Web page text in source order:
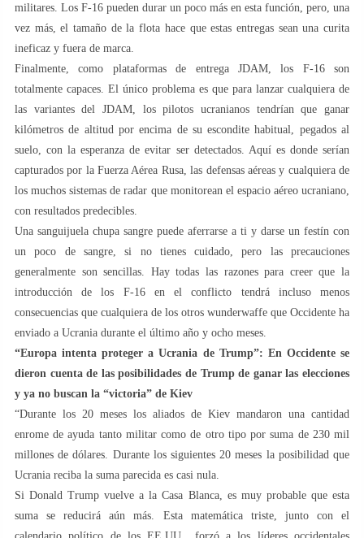
militares. Los F-16 pueden durar un poco más en esta función, pero, una
vez más, el tamaño de la flota hace que estas entregas sean una curita
ineficaz y fuera de marca.
Finalmente, como plataformas de entrega JDAM, los F-16 son
totalmente capaces. El único problema es que para lanzar cualquiera de
las variantes del JDAM, los pilotos ucranianos tendrían que ganar
kilómetros de altitud por encima de su escondite habitual, pegados al
suelo, con la esperanza de evitar ser detectados. Aquí es donde serían
capturados por la Fuerza Aérea Rusa, las defensas aéreas y cualquiera de
los muchos sistemas de radar que monitorean el espacio aéreo ucraniano,
con resultados predecibles.
Una sanguijuela chupa sangre puede aferrarse a ti y darse un festín con
un poco de sangre, si no tienes cuidado, pero las precauciones
generalmente son sencillas. Hay todas las razones para creer que la
introducción de los F-16 en el conflicto tendrá incluso menos
consecuencias que cualquiera de los otros wunderwaffe que Occidente ha
enviado a Ucrania durante el último año y ocho meses.
“Europa intenta proteger a Ucrania de Trump”: En Occidente se
dieron cuenta de las posibilidades de Trump de ganar las elecciones
y ya no buscan la “victoria” de Kiev
“Durante los 20 meses los aliados de Kiev mandaron una cantidad
enrome de ayuda tanto militar como de otro tipo por suma de 230 mil
millones de dólares. Durante los siguientes 20 meses la posibilidad que
Ucrania reciba la suma parecida es casi nula.
Si Donald Trump vuelve a la Casa Blanca, es muy probable que esta
suma se reducirá aún más. Esta matemática triste, junto con el